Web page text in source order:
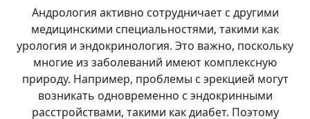
Андрология активно сотрудничает с другими
медицинскими специальностями, такими как
урология и эндокринология. Это важно, поскольку
многие из заболеваний имеют комплексную
природу. Например, проблемы с эрекцией могут
возникать одновременно с эндокринными
расстройствами, такими как диабет. Поэтому